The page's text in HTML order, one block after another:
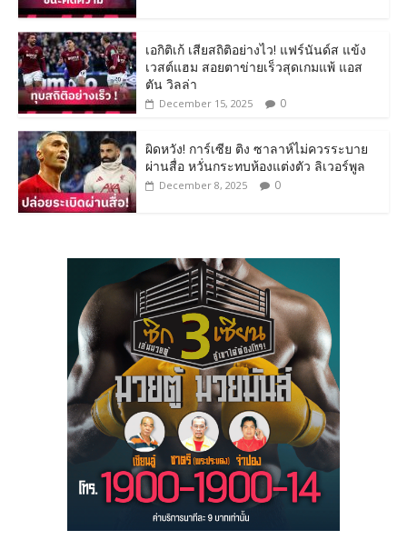
เอกิติเก้ เสียสถิติอย่างไว! แฟร์นันด์ส แข้ง
เวสต์แฮม สอยตาข่ายเร็วสุดเกมแพ้ แอส
ตัน วิลล่า
December 15, 2025 0
ผิดหวัง! การ์เซีย ติง ซาลาห์ไม่ควรระบาย
ผ่านสื่อ หวั่นกระทบห้องแต่งตัว ลิเวอร์พูล
December 8, 2025 0